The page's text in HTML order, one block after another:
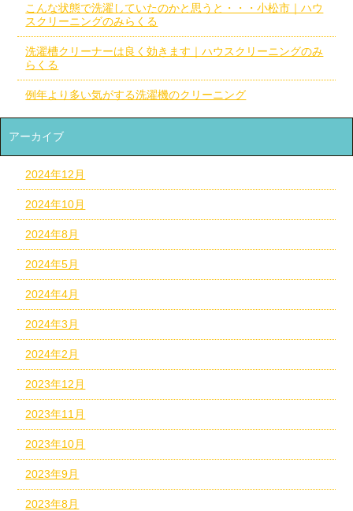
こんな状態で洗濯していたのかと思うと・・・小松市｜ハウ
スクリーニングのみらくる
洗濯槽クリーナーは良く効きます｜ハウスクリーニングのみ
らくる
例年より多い気がする洗濯機のクリーニング
アーカイブ
2024年12月
2024年10月
2024年8月
2024年5月
2024年4月
2024年3月
2024年2月
2023年12月
2023年11月
2023年10月
2023年9月
2023年8月